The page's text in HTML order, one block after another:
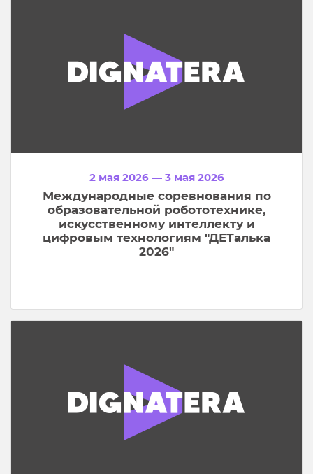
2 мая 2026 — 3 мая 2026
Международные соревнования по
образовательной робототехнике,
искусственному интеллекту и
цифровым технологиям "ДЕТалька
2026"